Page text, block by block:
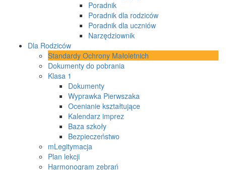
Poradnik
Poradnik dla rodziców
Poradnik dla uczniów
Narzędziownik
Dla Rodziców
Standardy Ochrony Małoletnich
Dokumenty do pobrania
Klasa 1
Dokumenty
Wyprawka Pierwszaka
Ocenianie kształtujące
Kalendarz imprez
Baza szkoły
Bezpieczeństwo
mLegitymacja
Plan lekcji
Harmonogram zebrań